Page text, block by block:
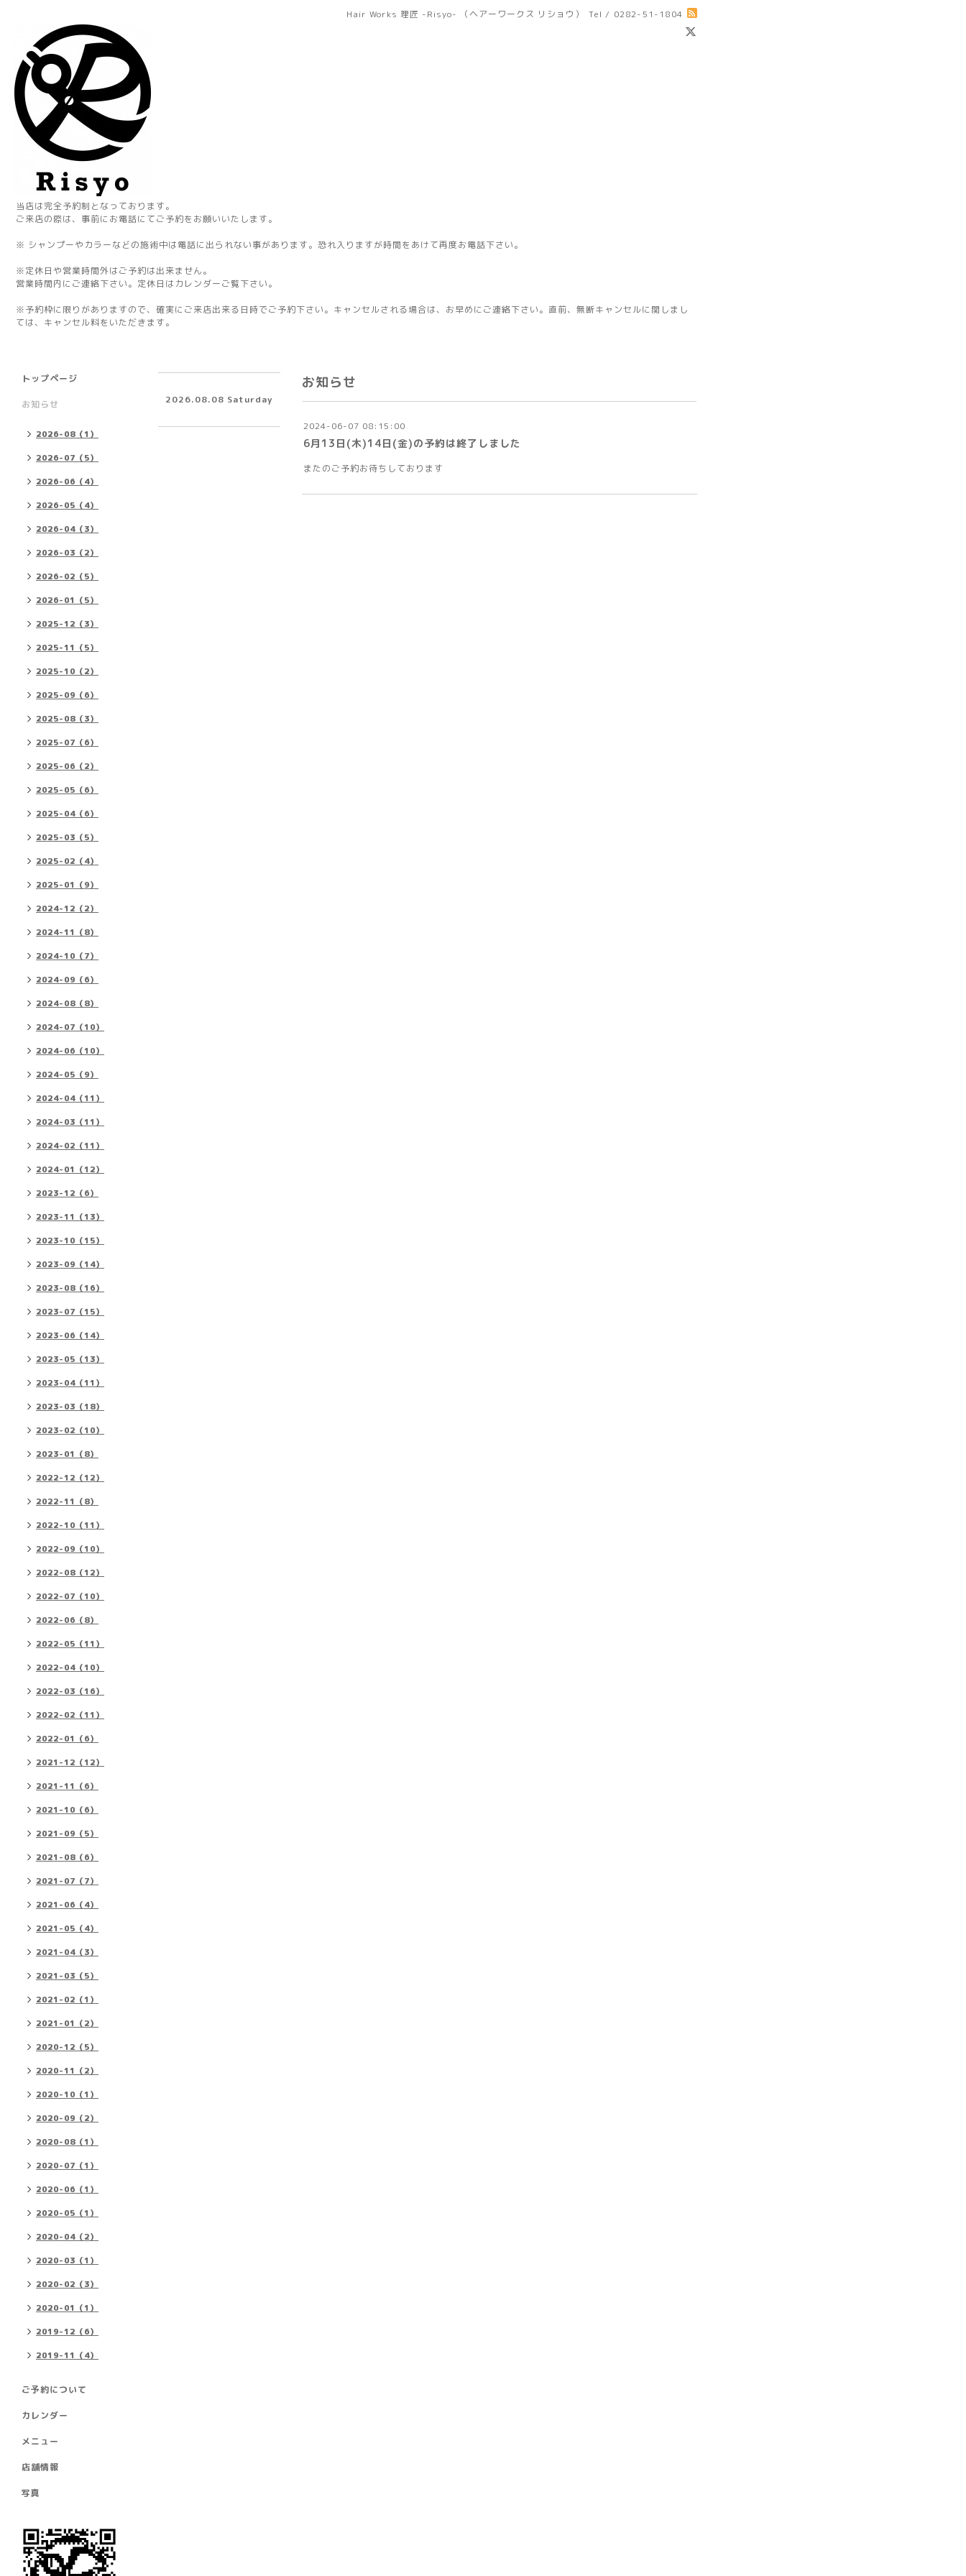
Hair Works 理匠 -Risyo- （ヘアーワークス リショウ） Tel / 0282-51-1804
当店は完全予約制となっております。
ご来店の際は、事前にお電話にてご予約をお願いいたします。
※ シャンプーやカラーなどの施術中は電話に出られない事があります。恐れ入りますが時間をあけて再度お電話下さい。
※定休日や営業時間外はご予約は出来ません。
営業時間内にご連絡下さい。定休日はカレンダーご覧下さい。
※予約枠に限りがありますので、確実にご来店出来る日時でご予約下さい。キャンセルされる場合は、お早めにご連絡下さい。直前、無断キャンセルに関しまし
ては、キャンセル料をいただきます。
お知らせ
2024-06-07 08:15:00
6月13日(木)14日(金)の予約は終了しました
またのご予約お待ちしております
トップページ
お知らせ
2026-08（1）
2026-07（5）
2026-06（4）
2026-05（4）
2026-04（3）
2026-03（2）
2026-02（5）
2026-01（5）
2025-12（3）
2025-11（5）
2025-10（2）
2025-09（6）
2025-08（3）
2025-07（6）
2025-06（2）
2025-05（6）
2025-04（6）
2025-03（5）
2025-02（4）
2025-01（9）
2024-12（2）
2024-11（8）
2024-10（7）
2024-09（6）
2024-08（8）
2024-07（10）
2024-06（10）
2024-05（9）
2024-04（11）
2024-03（11）
2024-02（11）
2024-01（12）
2023-12（6）
2023-11（13）
2023-10（15）
2023-09（14）
2023-08（16）
2023-07（15）
2023-06（14）
2023-05（13）
2023-04（11）
2023-03（18）
2023-02（10）
2023-01（8）
2022-12（12）
2022-11（8）
2022-10（11）
2022-09（10）
2022-08（12）
2022-07（10）
2022-06（8）
2022-05（11）
2022-04（10）
2022-03（16）
2022-02（11）
2022-01（6）
2021-12（12）
2021-11（6）
2021-10（6）
2021-09（5）
2021-08（6）
2021-07（7）
2021-06（4）
2021-05（4）
2021-04（3）
2021-03（5）
2021-02（1）
2021-01（2）
2020-12（5）
2020-11（2）
2020-10（1）
2020-09（2）
2020-08（1）
2020-07（1）
2020-06（1）
2020-05（1）
2020-04（2）
2020-03（1）
2020-02（3）
2020-01（1）
2019-12（6）
2019-11（4）
ご予約について
カレンダー
メニュー
店舗情報
写真
2026.08.08 Saturday